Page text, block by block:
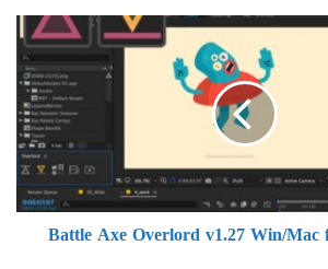
Battle Axe Overlord v1.27 Win/